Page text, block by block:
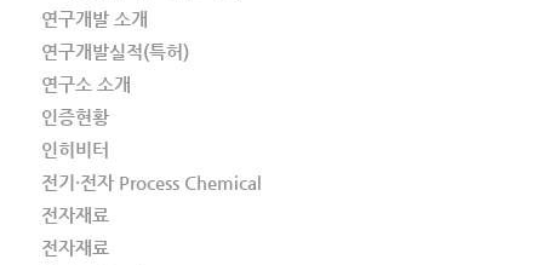
연구개발 소개
연구개발실적(특허)
연구소 소개
인증현황
인히비터
전기·전자 Process Chemical
전자재료
전자재료